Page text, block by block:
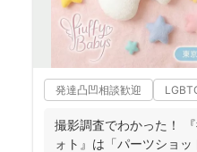
発達凸凹相談歓迎
撮影調査でわかった！
ォト』は「パーツショ